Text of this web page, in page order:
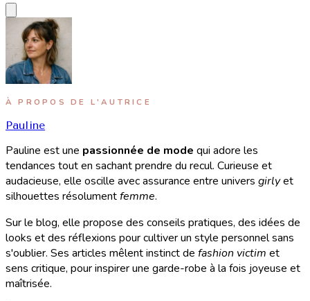
À PROPOS DE L'AUTRICE
Pauline
Pauline est une passionnée de mode qui adore les
tendances tout en sachant prendre du recul. Curieuse et
audacieuse, elle oscille avec assurance entre univers girlyet
silhouettes résolumentfemme.
Sur le blog, elle propose des conseils pratiques, des idées de
looks et des réflexions pour cultiver un style personnel sans
s'oublier. Ses articles mêlent instinct de fashion victim et
sens critique, pour inspirer une garde-robe à la fois joyeuse et
maîtrisée.